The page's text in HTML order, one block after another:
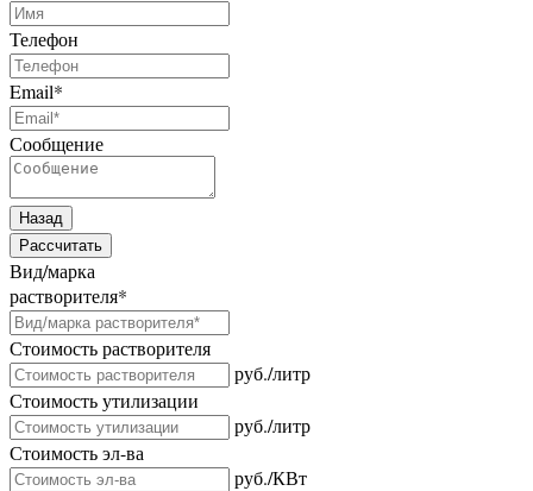
Телефон
Email*
Сообщение
Назад
Рассчитать
Вид/марка
растворителя*
Стоимость растворителя
руб./литр
Стоимость утилизации
руб./литр
Стоимость эл-ва
руб./КВт